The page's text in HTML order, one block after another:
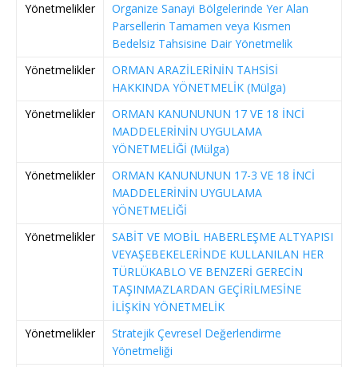
Yönetmelikler
Organize Sanayi Bölgelerinde Yer Alan
Parsellerin Tamamen veya Kısmen
Bedelsiz Tahsisine Dair Yönetmelik
Yönetmelikler
ORMAN ARAZİLERİNİN TAHSİSİ
HAKKINDA YÖNETMELİK (Mülga)
Yönetmelikler
ORMAN KANUNUNUN 17 VE 18 İNCİ
MADDELERİNİN UYGULAMA
YÖNETMELİĞİ (Mülga)
Yönetmelikler
ORMAN KANUNUNUN 17-3 VE 18 İNCİ
MADDELERİNİN UYGULAMA
YÖNETMELİĞİ
Yönetmelikler
SABİT VE MOBİL HABERLEŞME ALTYAPISI
VEYAŞEBEKELERİNDE KULLANILAN HER
TÜRLÜKABLO VE BENZERİ GERECİN
TAŞINMAZLARDAN GEÇİRİLMESİNE
İLİŞKİN YÖNETMELİK
Yönetmelikler
Stratejik Çevresel Değerlendirme
Yönetmeliği